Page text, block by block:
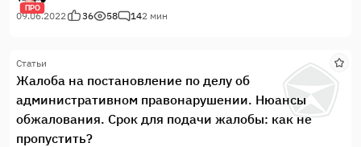
ПРО
09.06.2022
36 58 142 мин
Статьи
Жалоба на постановление по делу об
административном правонарушении. Нюансы
обжалования. Срок для подачи жалобы: как не
пропустить?